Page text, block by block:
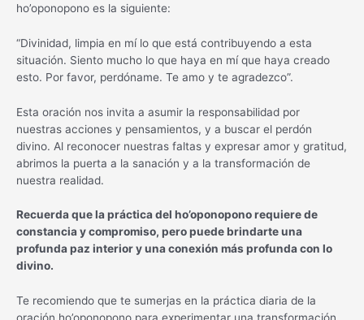
ho’oponopono es la siguiente:
“Divinidad, limpia en mí lo que está contribuyendo a esta
situación. Siento mucho lo que haya en mí que haya creado
esto. Por favor, perdóname. Te amo y te agradezco”.
Esta oración nos invita a asumir la responsabilidad por
nuestras acciones y pensamientos, y a buscar el perdón
divino. Al reconocer nuestras faltas y expresar amor y gratitud,
abrimos la puerta a la sanación y a la transformación de
nuestra realidad.
Recuerda que la práctica del ho’oponopono requiere de
constancia y compromiso, pero puede brindarte una
profunda paz interior y una conexión más profunda con lo
divino.
Te recomiendo que te sumerjas en la práctica diaria de la